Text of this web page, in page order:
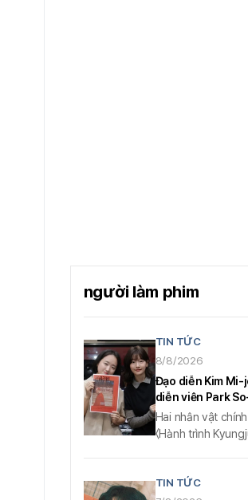
người làm phim
TIN TỨC
8/8/2026
Đạo diễn Kim Mi-
diễn viên Park
tham gia phiên
không rào cản
kinh dị “Conclave”
Hai nhân vật
〈Hành trình
(Hiệp hội) Ủy ban
TIN TỨC